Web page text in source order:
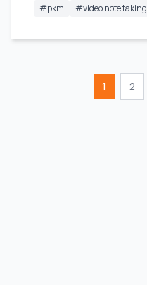
#pkm #video note taking
1 2